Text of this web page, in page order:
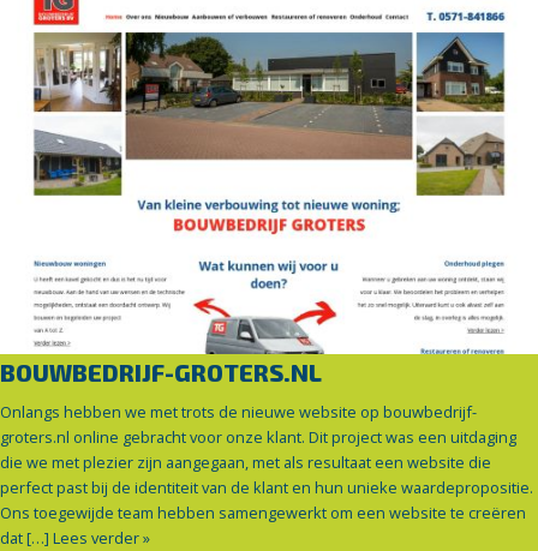
BOUWBEDRIJF-GROTERS.NL
Onlangs hebben we met trots de nieuwe website op bouwbedrijf-
groters.nl online gebracht voor onze klant. Dit project was een uitdaging
die we met plezier zijn aangegaan, met als resultaat een website die
perfect past bij de identiteit van de klant en hun unieke waardepropositie.
Ons toegewijde team hebben samengewerkt om een website te creëren
dat […] Lees verder »